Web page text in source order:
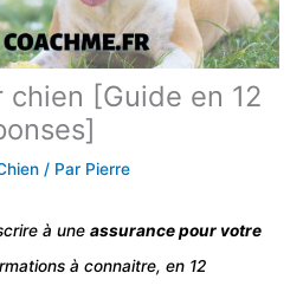
chien [Guide en 12
/ Par Pierre
à une assurance pour votre
à connaitre, en 12